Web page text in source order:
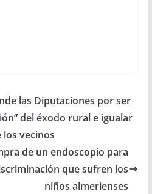
las Diputaciones por ser
del éxodo rural e igualar
vecinos
de un endoscopio para
que sufren los
niños almerienses